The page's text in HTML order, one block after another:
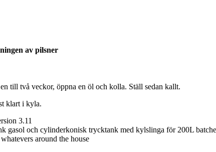
av pilsner
till två veckor, öppna en öl och kolla. Ställ sedan kallt.
klart i kyla.
3.11
gasol och cylinderkonisk trycktank med kylslinga för 200L
around the house